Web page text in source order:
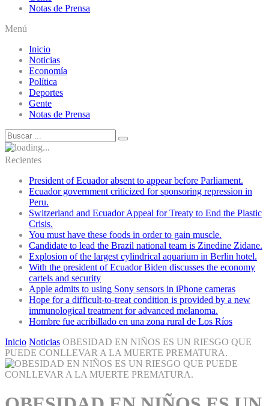
Notas de Prensa
Menú
Inicio
Noticias
Economía
Política
Deportes
Gente
Notas de Prensa
Recientes
President of Ecuador absent to appear before Parliament.
Ecuador government criticized for sponsoring repression in
Peru.
Switzerland and Ecuador Appeal for Treaty to End the Plastic
Crisis.
You must have these foods in order to gain muscle.
Candidate to lead the Brazil national team is Zinedine Zidane.
Explosion of the largest cylindrical aquarium in Berlin hotel.
With the president of Ecuador Biden discusses the economy
cartels and security
Apple admits to using Sony sensors in iPhone cameras
Hope for a difficult-to-treat condition is provided by a new
immunological treatment for advanced melanoma.
Hombre fue acribillado en una zona rural de Los Ríos
Inicio Noticias OBESIDAD EN NIÑOS ES UN RIESGO QUE
PUEDE CONLLEVAR A LA MUERTE PREMATURA.